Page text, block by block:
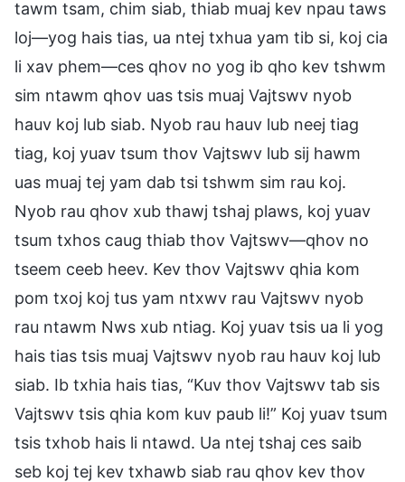
tawm tsam, chim siab, thiab muaj kev npau taws
loj—yog hais tias, ua ntej txhua yam tib si, koj cia
li xav phem—ces qhov no yog ib qho kev tshwm
sim ntawm qhov uas tsis muaj Vajtswv nyob
hauv koj lub siab. Nyob rau hauv lub neej tiag
tiag, koj yuav tsum thov Vajtswv lub sij hawm
uas muaj tej yam dab tsi tshwm sim rau koj.
Nyob rau qhov xub thawj tshaj plaws, koj yuav
tsum txhos caug thiab thov Vajtswv—qhov no
tseem ceeb heev. Kev thov Vajtswv qhia kom
pom txoj koj tus yam ntxwv rau Vajtswv nyob
rau ntawm Nws xub ntiag. Koj yuav tsis ua li yog
hais tias tsis muaj Vajtswv nyob rau hauv koj lub
siab. Ib txhia hais tias, “Kuv thov Vajtswv tab sis
Vajtswv tsis qhia kom kuv paub li!” Koj yuav tsum
tsis txhob hais li ntawd. Ua ntej tshaj ces saib
seb koj tej kev txhawb siab rau qhov kev thov